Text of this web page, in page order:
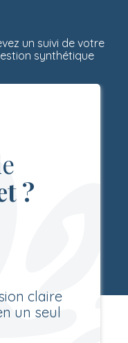
un suivi de votre
synthétique
?
claire
un seul